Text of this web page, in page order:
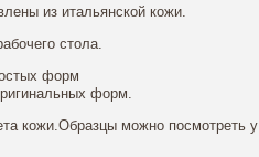
из итальянской кожи.
стола.
форм
форм.
кожи.Образцы можно посмотреть у